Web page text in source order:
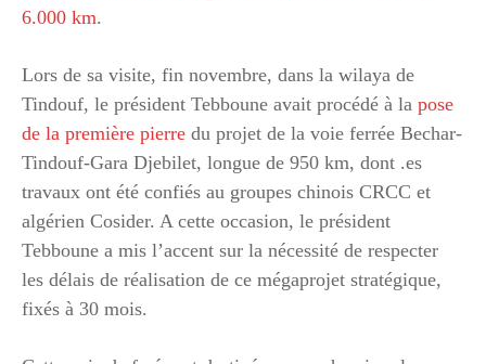
6.000 km.
Lors de sa visite, fin novembre, dans la wilaya de
Tindouf, le président Tebboune avait procédé à la pose
de la première pierre du projet de la voie ferrée Bechar-
Tindouf-Gara Djebilet, longue de 950 km, dont .es
travaux ont été confiés au groupes chinois CRCC et
algérien Cosider. A cette occasion, le président
Tebboune a mis l’accent sur la nécessité de respecter
les délais de réalisation de ce mégaprojet stratégique,
fixés à 30 mois.